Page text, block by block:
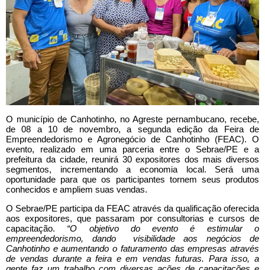
O município de Canhotinho, no Agreste pernambucano, recebe,
de 08 a 10 de novembro, a segunda edição da Feira de
Empreendedorismo e Agronegócio de Canhotinho (FEAC). O
evento, realizado em uma parceria entre o Sebrae/PE e a
prefeitura da cidade, reunirá 30 expositores dos mais diversos
segmentos, incrementando a economia local. Será uma
oportunidade para que os participantes tornem seus produtos
conhecidos e ampliem suas vendas.
O Sebrae/PE participa da FEAC através da qualificação oferecida
aos expositores, que passaram por consultorias e cursos de
capacitação. “O objetivo do evento é estimular o
empreendedorismo, dando visibilidade aos negócios de
Canhotinho e aumentando o faturamento das empresas através
de vendas durante a feira e em vendas futuras. Para isso, a